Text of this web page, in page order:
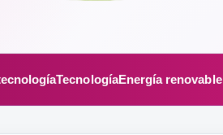
TecnologíaEnergía renovable